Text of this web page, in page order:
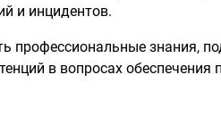
и инцидентов.
профессиональные знания,
в вопросах